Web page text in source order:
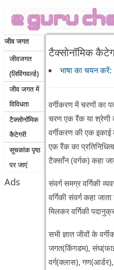
जीव जगत
जीवजगत
(लिविंगवर्ल्ड)
जीव जगत में
विविधता
टैक्सोनॉमिक
कैटेगरी
सूचकांक पृष्ठ
पर जाएं
Ads
टैक्सोनॉमिक
भाषा का चयन करें:
वर्गीकरण में चरणों का
चरण एक रैंक या श्रेणी
वर्गीकरण की एक
एक रैंक का
टैक्साँन (वर्गक) कहा
संवर्ग समग्र वर्गिकी
वर्गिकी संवर्ग कहा
मिलकर वर्गिकी
सभी ज्ञात जीवों के
जगत(किंगडम),
वर्ग(क्लास),